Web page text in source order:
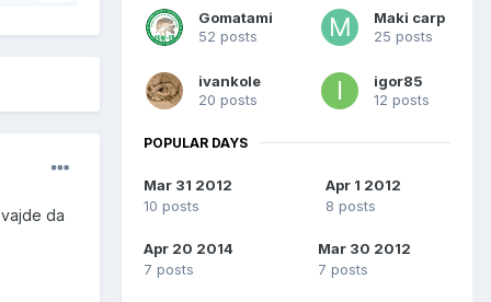
da
Gomatami
52 posts
Maki carp
25 posts
ivankole
20 posts
igor85
12 posts
POPULAR DAYS
Mar 31 2012
10 posts
Apr 1 2012
8 posts
Apr 20 2014
7 posts
Mar 30 2012
7 posts